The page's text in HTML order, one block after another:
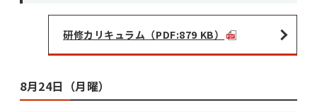
研修カリキュラム（PDF:879 KB）
8月24日（月曜）